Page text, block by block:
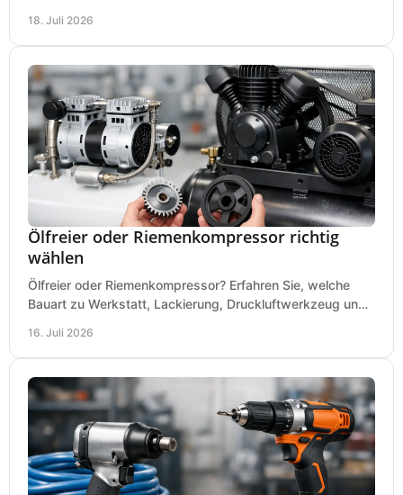
18. Juli 2026
Ölfreier oder Riemenkompressor richtig
wählen
Ölfreier oder Riemenkompressor? Erfahren Sie, welche
Bauart zu Werkstatt, Lackierung, Druckluftwerkzeug und
16. Juli 2026